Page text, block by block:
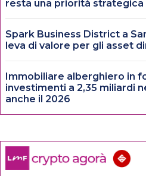
resta una priorità strategica
Spark Business District a
leva di valore per gli asset
Immobiliare alberghiero in
investimenti a 2,35 miliardi
anche il 2026